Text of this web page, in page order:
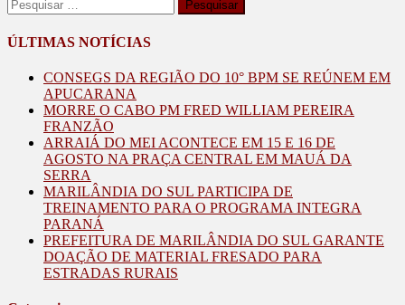
por:
ÚLTIMAS NOTÍCIAS
CONSEGS DA REGIÃO DO 10° BPM SE REÚNEM EM
APUCARANA
MORRE O CABO PM FRED WILLIAM PEREIRA
FRANZÃO
ARRAIÁ DO MEI ACONTECE EM 15 E 16 DE
AGOSTO NA PRAÇA CENTRAL EM MAUÁ DA
SERRA
MARILÂNDIA DO SUL PARTICIPA DE
TREINAMENTO PARA O PROGRAMA INTEGRA
PARANÁ
PREFEITURA DE MARILÂNDIA DO SUL GARANTE
DOAÇÃO DE MATERIAL FRESADO PARA
ESTRADAS RURAIS